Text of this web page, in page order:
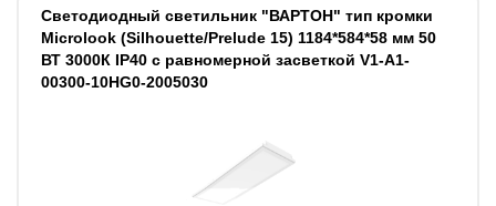
Светодиодный светильник "ВАРТОН" тип кромки
Microlook (Silhouette/Prelude 15) 1184*584*58 мм 50
ВТ 3000К IP40 с равномерной засветкой V1-A1-
00300-10HG0-2005030